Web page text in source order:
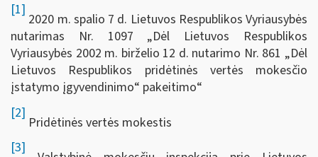
[1]
2020 m. spalio 7 d. Lietuvos Respublikos Vyriausybės
nutarimas Nr. 1097 „Dėl Lietuvos Respublikos
Vyriausybės 2002 m. birželio 12 d. nutarimo Nr. 861 „Dėl
Lietuvos Respublikos pridėtinės vertės mokesčio
įstatymo įgyvendinimo“ pakeitimo“
[2]
Pridėtinės vertės mokestis
[3]